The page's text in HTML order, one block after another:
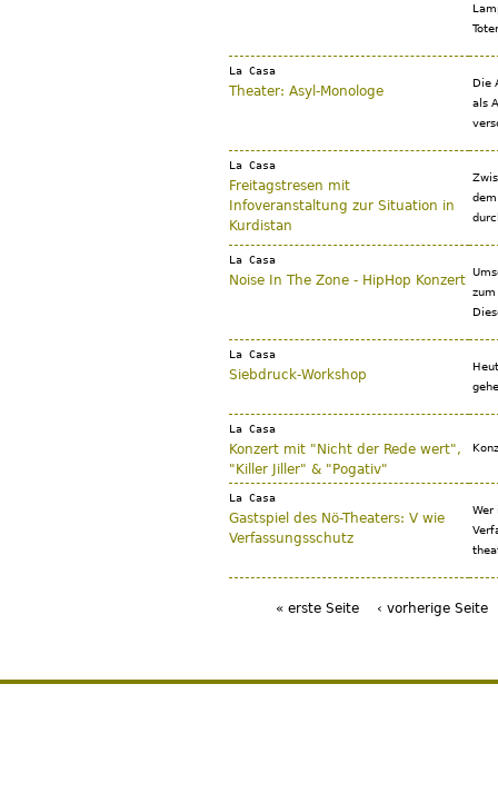
La Casa
Theater: Asyl-Monologe
Die
als
La Casa
Freitagstresen mit
Infoveranstaltung zur Situation in
Kurdistan
La Casa
Noise In The Zone - HipHop Konzert
zum
La Casa
Siebdruck-Workshop
La Casa
Konzert mit "Nicht der Rede wert",
"Killer Jiller" & "Pogativ"
La Casa
Gastspiel des Nö-Theaters: V wie
Verfassungsschutz
Wer
« erste Seite ‹ vorherige Seite